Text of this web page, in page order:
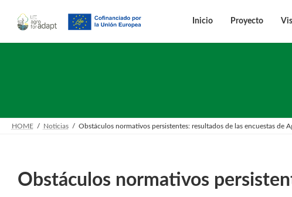
contenido
Inicio Proyecto
HOME Noticias Obstáculos normativos persistentes: resultados de las encuestas de
Obstáculos normativos